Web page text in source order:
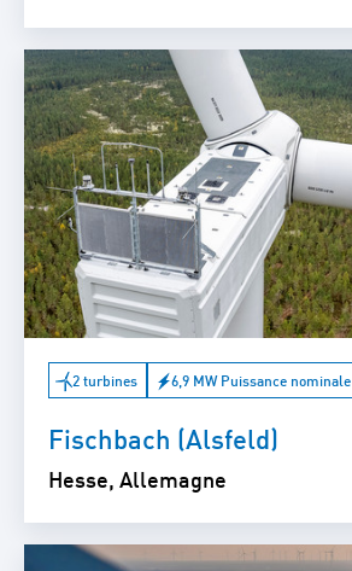
2 turbines 6,9 MW Puissance nominale
Fischbach (Alsfeld)
Hesse, Allemagne